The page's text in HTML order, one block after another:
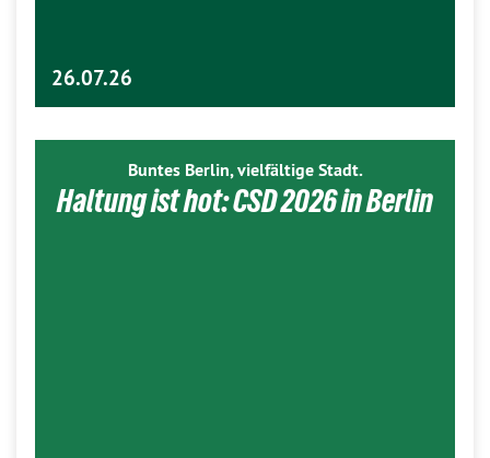
26.07.26
Buntes Berlin, vielfältige Stadt.
Haltung ist hot: CSD 2026 in Berlin